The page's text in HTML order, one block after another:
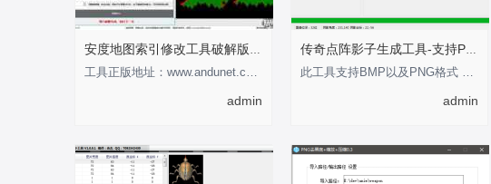
安度地图索引修改工具破解版-支持0-255
工具正版地址：www.andunet.com 制作不易，有经济基础的支持正版软件 以下为正版截
admin
传奇点阵影子生成工具-支持PNG格式
此工具支持BMP以及PNG格式 影子支持可调整大小 倾斜角度 以及坐标注意：此编辑
admin